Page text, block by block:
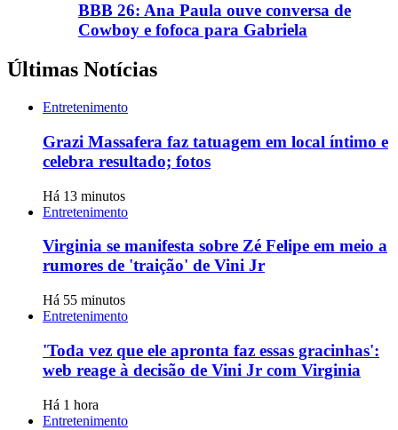
BBB 26: Ana Paula ouve conversa de
Cowboy e fofoca para Gabriela
Últimas Notícias
Entretenimento
Grazi Massafera faz tatuagem em local íntimo e
celebra resultado; fotos
Há 13 minutos
Entretenimento
Virginia se manifesta sobre Zé Felipe em meio a
rumores de 'traição' de Vini Jr
Há 55 minutos
Entretenimento
'Toda vez que ele apronta faz essas gracinhas':
web reage à decisão de Vini Jr com Virginia
Há 1 hora
Entretenimento